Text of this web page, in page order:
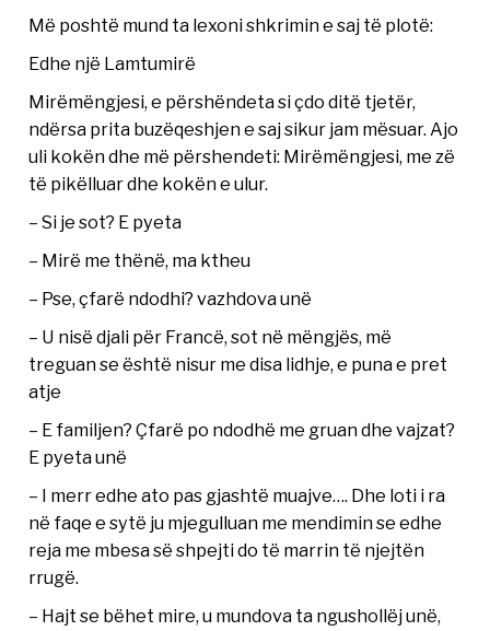
Më poshtë mund ta lexoni shkrimin e saj të plotë:
Edhe një Lamtumirë
Mirëmëngjesi, e përshëndeta si çdo ditë tjetër,
ndërsa prita buzëqeshjen e saj sikur jam mësuar. Ajo
uli kokën dhe më përshendeti: Mirëmëngjesi, me zë
të pikëlluar dhe kokën e ulur.
– Si je sot? E pyeta
– Mirë me thënë, ma ktheu
– Pse, çfarë ndodhi? vazhdova unë
– U nisë djali për Francë, sot në mëngjës, më
treguan se është nisur me disa lidhje, e puna e pret
atje
– E familjen? Çfarë po ndodhë me gruan dhe vajzat?
E pyeta unë
– I merr edhe ato pas gjashtë muajve…. Dhe loti i ra
në faqe e sytë ju mjegulluan me mendimin se edhe
reja me mbesa së shpejti do të marrin të njejtën
rrugë.
– Hajt se bëhet mire, u mundova ta ngushollëj unë,